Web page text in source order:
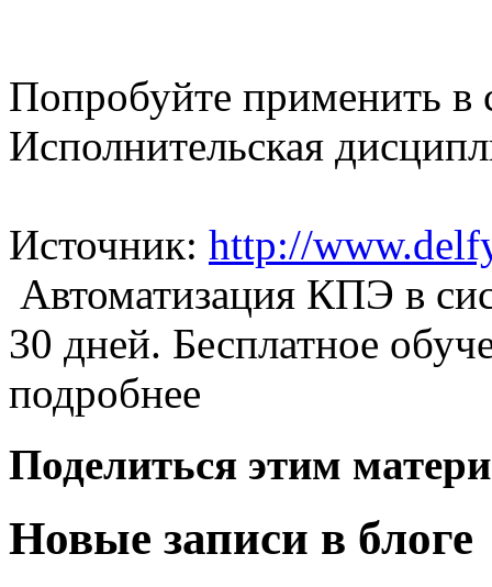
Попробуйте применить в
Исполнительская
Источник: http://
Автоматизация КПЭ в
30 дней. Бесплатное
подробнее
Поделиться этим
Новые записи в блоге